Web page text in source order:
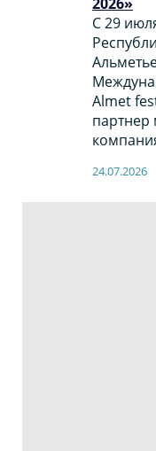
С 29
Almet
24.07.2026